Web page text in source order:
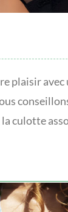
plaisir avec
culotte